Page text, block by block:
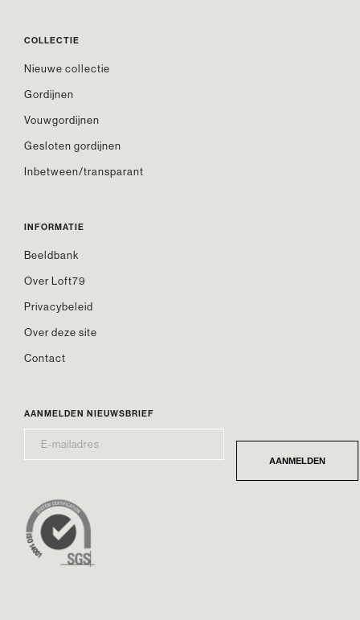
COLLECTIE
Nieuwe collectie
Gordijnen
Vouwgordijnen
Gesloten gordijnen
Inbetween/transparant
INFORMATIE
Beeldbank
Over Loft79
Privacybeleid
Over deze site
Contact
AANMELDEN NIEUWSBRIEF
MAILADRES* AANMELDEN